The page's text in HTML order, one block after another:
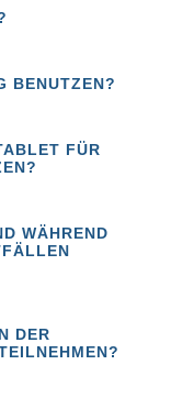
BENUTZEN?
FÜR
WÄHREND
DER